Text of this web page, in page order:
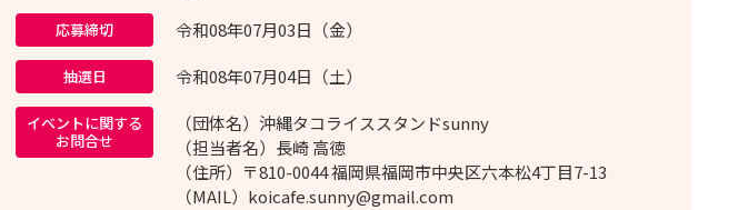
応募締切 令和08年07月03日（金）
抽選日 令和08年07月04日（土）
イベントに関する
お問合せ
（団体名）沖縄タコライススタンドsunny
（担当者名）長崎 高徳
（住所）〒810-0044 福岡県福岡市中央区六本松4丁目7-13
（MAIL）koicafe.sunny@gmail.com